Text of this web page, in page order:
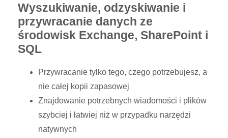
Wyszukiwanie, odzyskiwanie i
przywracanie danych ze
środowisk Exchange, SharePoint i
SQL
Przywracanie tylko tego, czego potrzebujesz, a
nie całej kopii zapasowej
Znajdowanie potrzebnych wiadomości i plików
szybciej i łatwiej niż w przypadku narzędzi
natywnych